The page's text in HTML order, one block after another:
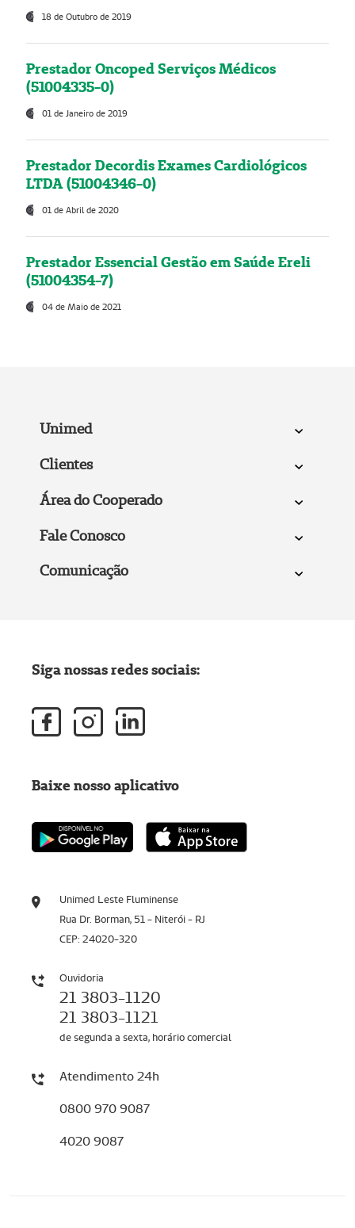
18 de Outubro de 2019
Prestador Oncoped Serviços Médicos
(51004335-0)
01 de Janeiro de 2019
Prestador Decordis Exames Cardiológicos
LTDA (51004346-0)
01 de Abril de 2020
Prestador Essencial Gestão em Saúde Ereli
(51004354-7)
04 de Maio de 2021
Unimed
Clientes
Área do Cooperado
Fale Conosco
Comunicação
Unimed Leste Fluminense
Rua Dr. Borman, 51 - Niterói - RJ
CEP: 24020-320
Ouvidoria
21 3803-1120
21 3803-1121
de segunda a sexta, horário comercial
Atendimento 24h
0800 970 9087
4020 9087
Siga nossas redes sociais:
Baixe nosso aplicativo